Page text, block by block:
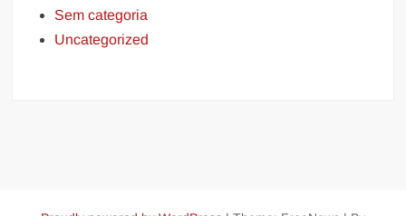
Sem categoria
Uncategorized